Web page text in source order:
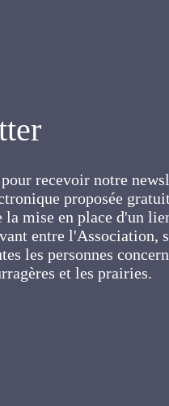
recevoir notre
proposée
l'AFPF vise la mise en
et vivant entre
membres et toutes
par les cultures
prairies.